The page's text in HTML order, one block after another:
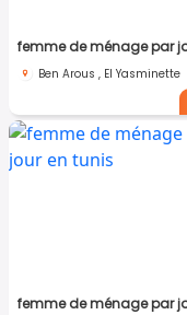
Ben Arous , El Yasminette